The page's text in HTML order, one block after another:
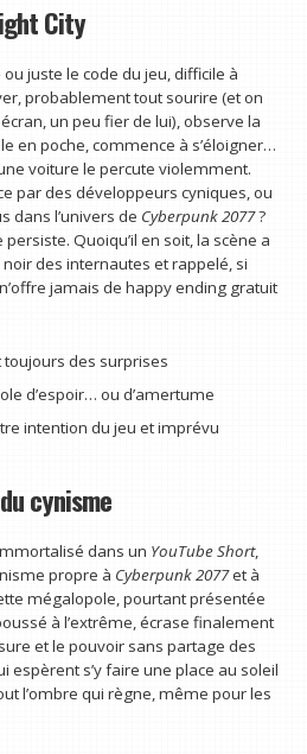
City
ou juste le code du jeu, difficile à
probablement tout sourire (et on
un peu fier de lui), observe la
en poche, commence à s’éloigner…
voiture le percute violemment.
par des développeurs cyniques, ou
dans l’univers de Cyberpunk 2077?
Quoiqu’il en soit, la scène a
des internautes et rappelé, si
jamais de happy ending gratuit
des surprises
d’espoir… ou d’amertume
intention du jeu et imprévu
cynisme
dans un YouTube Short,
propre à Cyberpunk 2077et à
mégalopole, pourtant présentée
à l’extrême, écrase finalement
et le pouvoir sans partage des
espèrent s’y faire une place au soleil
l’ombre qui règne, même pour les